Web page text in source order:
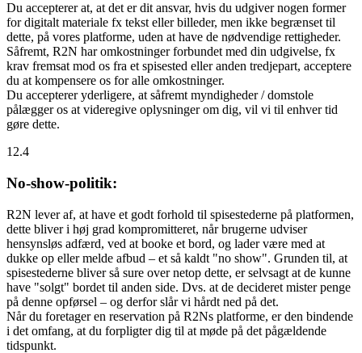
Du accepterer at, at det er dit ansvar, hvis du udgiver nogen former
for digitalt materiale fx tekst eller billeder, men ikke begrænset til
dette, på vores platforme, uden at have de nødvendige rettigheder.
Såfremt, R2N har omkostninger forbundet med din udgivelse, fx
krav fremsat mod os fra et spisested eller anden tredjepart, acceptere
du at kompensere os for alle omkostninger.
Du accepterer yderligere, at såfremt myndigheder / domstole
pålægger os at videregive oplysninger om dig, vil vi til enhver tid
gøre dette.
12.4
No-show-politik:
R2N lever af, at have et godt forhold til spisestederne på platformen,
dette bliver i høj grad kompromitteret, når brugerne udviser
hensynsløs adfærd, ved at booke et bord, og lader være med at
dukke op eller melde afbud – et så kaldt "no show". Grunden til, at
spisestederne bliver så sure over netop dette, er selvsagt at de kunne
have "solgt" bordet til anden side. Dvs. at de decideret mister penge
på denne opførsel – og derfor slår vi hårdt ned på det.
Når du foretager en reservation på R2Ns platforme, er den bindende
i det omfang, at du forpligter dig til at møde på det pågældende
tidspunkt.